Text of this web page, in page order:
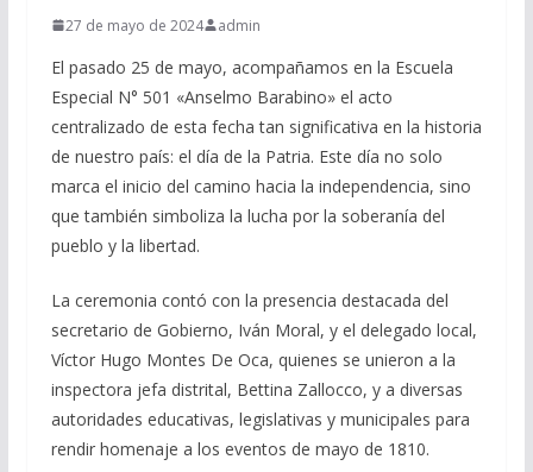
27 de mayo de 2024 admin
El pasado 25 de mayo, acompañamos en la Escuela
Especial N° 501 «Anselmo Barabino» el acto
centralizado de esta fecha tan significativa en la historia
de nuestro país: el día de la Patria. Este día no solo
marca el inicio del camino hacia la independencia, sino
que también simboliza la lucha por la soberanía del
pueblo y la libertad.
La ceremonia contó con la presencia destacada del
secretario de Gobierno, Iván Moral, y el delegado local,
Víctor Hugo Montes De Oca, quienes se unieron a la
inspectora jefa distrital, Bettina Zallocco, y a diversas
autoridades educativas, legislativas y municipales para
rendir homenaje a los eventos de mayo de 1810.